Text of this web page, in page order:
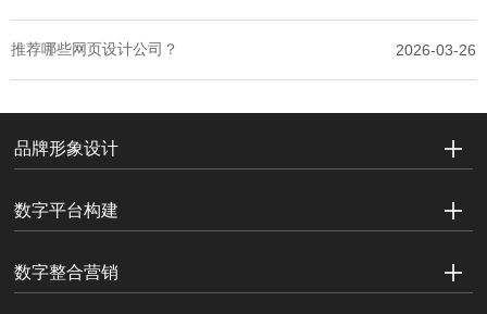
推荐哪些网页设计公司？ 2026-03-26
品牌形象设计
数字平台构建
数字整合营销